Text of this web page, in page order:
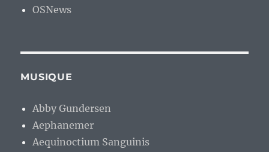
OSNews
MUSIQUE
Abby Gundersen
Aephanemer
Aequinoctium Sanguinis